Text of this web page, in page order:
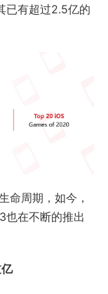
已有超过2.5亿的
命周期，如今，
也在不断的推出